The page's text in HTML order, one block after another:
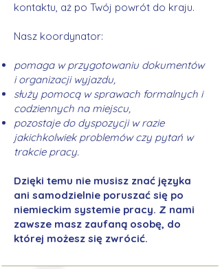
kontaktu, aż po Twój powrót do kraju.
Nasz koordynator:
pomaga w przygotowaniu dokumentów
i organizacji wyjazdu,
służy pomocą w sprawach formalnych i
codziennych na miejscu,
pozostaje do dyspozycji w razie
jakichkolwiek problemów czy pytań w
trakcie pracy.
Dzięki temu nie musisz znać języka
ani samodzielnie poruszać się po
niemieckim systemie pracy. Z nami
zawsze masz zaufaną osobę, do
której możesz się zwrócić.